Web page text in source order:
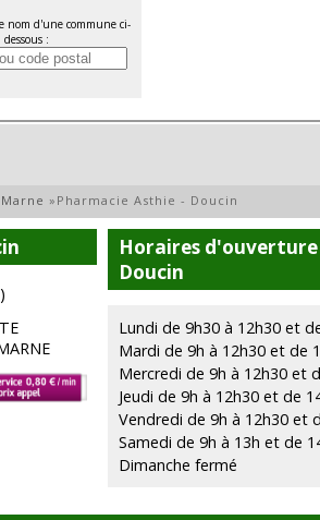
nom d'une commune ci-
dessous :
» Pharmacie Asthie - Doucin
Horaires
Doucin
Lundi de 9h30 à 12h30 et
Mardi de 9h à 12h30 et de
Mercredi de 9h à 12h30 et
Jeudi de 9h à 12h30 et de
Vendredi de 9h à 12h30 et
Samedi de 9h à 13h et de
Dimanche fermé